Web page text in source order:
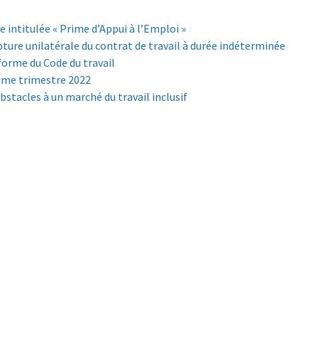
intitulée « Prime d’Appui à l’Emploi »
unilatérale du contrat de travail à durée indéterminée
du Code du travail
trimestre 2022
à un marché du travail inclusif